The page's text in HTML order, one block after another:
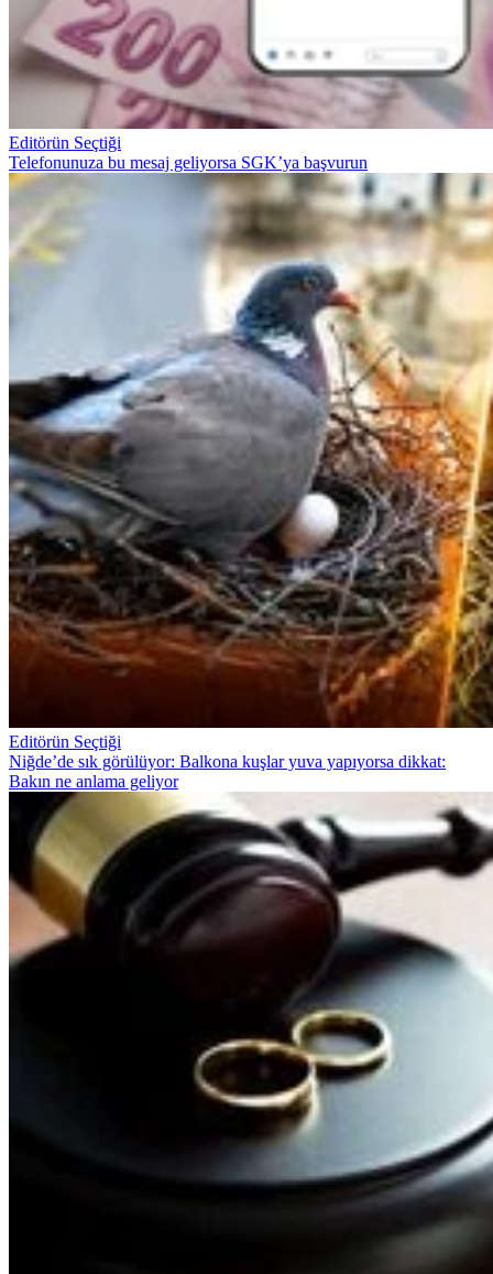
Editörün Seçtiği
Telefonunuza bu mesaj geliyorsa SGK’ya başvurun
Editörün Seçtiği
Niğde’de sık görülüyor: Balkona kuşlar yuva yapıyorsa dikkat:
Bakın ne anlama geliyor